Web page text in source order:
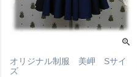
オリジナル制服 美岬 Sサイ
ズ